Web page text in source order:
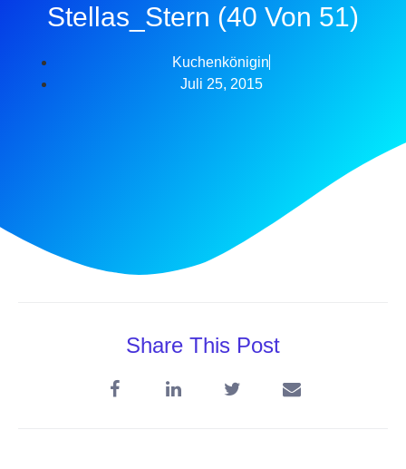
Stellas_Stern (40 Von 51)
Kuchenkönigin
Juli 25, 2015
Share This Post